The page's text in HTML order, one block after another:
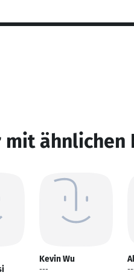
mit ähnlichen
Kevin Wu
---